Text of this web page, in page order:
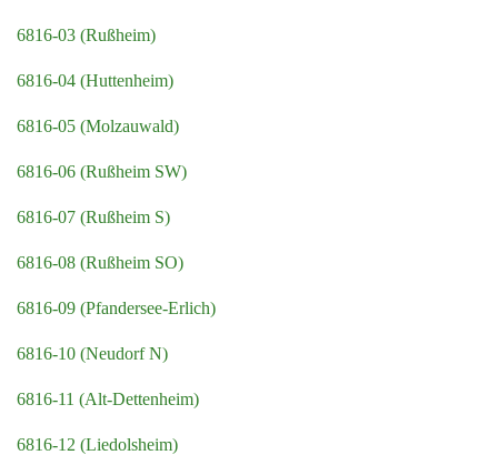
6816-03 (Rußheim)
6816-04 (Huttenheim)
6816-05 (Molzauwald)
6816-06 (Rußheim SW)
6816-07 (Rußheim S)
6816-08 (Rußheim SO)
6816-09 (Pfandersee-Erlich)
6816-10 (Neudorf N)
6816-11 (Alt-Dettenheim)
6816-12 (Liedolsheim)